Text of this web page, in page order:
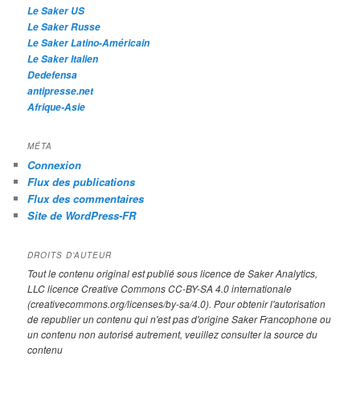
e
Le Saker US
Le Saker Russe
Le Saker Latino-Américain
Le Saker Italien
Dedefensa
antipresse.net
Afrique-Asie
MÉTA
Connexion
Flux des publications
Flux des commentaires
Site de WordPress-FR
DROITS D’AUTEUR
Tout le contenu original est publié sous licence de Saker Analytics,
LLC licence Creative Commons CC-BY-SA 4.0 internationale
(creativecommons.org/licenses/by-sa/4.0). Pour obtenir l'autorisation
de republier un contenu qui n'est pas d'origine Saker Francophone ou
un contenu non autorisé autrement, veuillez consulter la source du
contenu